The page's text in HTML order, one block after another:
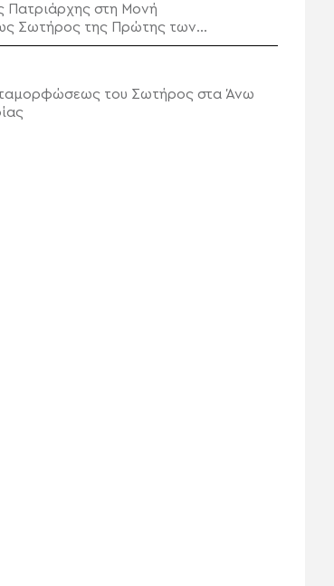
Πατριάρχης στη Μονή
Σωτήρος της Πρώτης των
του Σωτήρος στα Άνω